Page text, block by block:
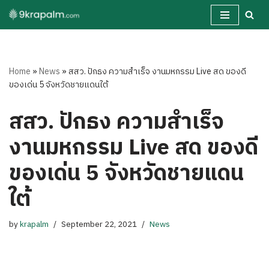
Skip
Home »News »สสว. ปักธง ความสำเร็จ งานมหกรรม Live สด ของดี
ของเด่น 5 จังหวัดชายแดนใต้
สสว. ปักธง ความสำเร็จ
งานมหกรรม Live สด ของดี
ของเด่น 5 จังหวัดชายแดน
ใต้
bykrapalm September 22, 2021 News